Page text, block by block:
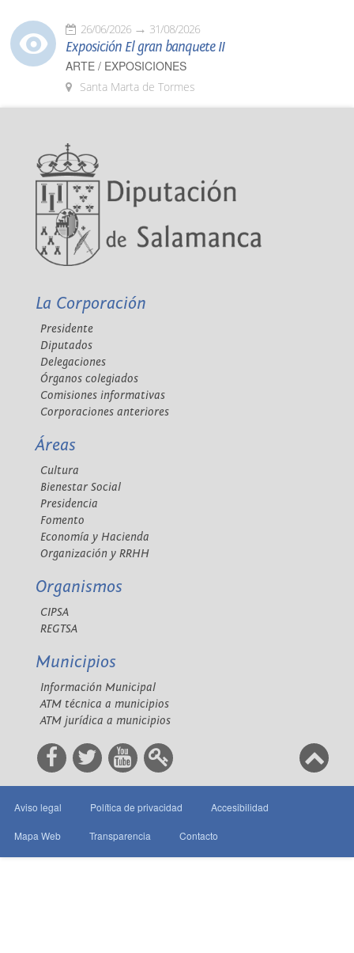
26/06/2026 31/08/2026
Exposición El gran banquete II
ARTE / EXPOSICIONES
Santa Marta de Tormes
La Corporación
Presidente
Diputados
Delegaciones
Órganos colegiados
Comisiones informativas
Corporaciones anteriores
Áreas
Cultura
Bienestar Social
Presidencia
Fomento
Economía y Hacienda
Organización y RRHH
Organismos
CIPSA
REGTSA
Municipios
Información Municipal
ATM técnica a municipios
ATM jurídica a municipios
Aviso legal Política de privacidad Accesibilidad
Mapa Web Transparencia Contacto